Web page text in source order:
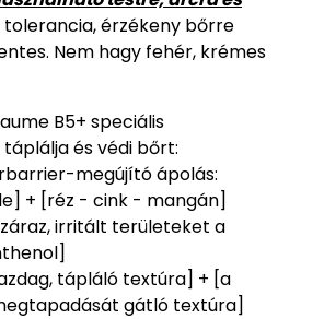
tolerancia, érzékeny bőrre
Nem hagy fehér, krémes
B5+ speciális
és védi bőrt:
megújító ápolás:
+ [réz - cink - mangán]
irritált területeket a
tápláló textúra] + [a
gátló textúra]